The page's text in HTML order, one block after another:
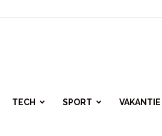
TECH SPORT VAKANTIE